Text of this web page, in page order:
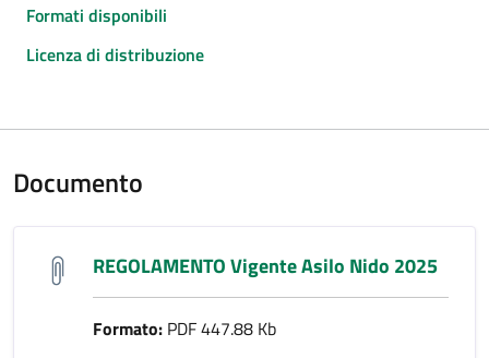
Formati disponibili
Licenza di distribuzione
Documento
REGOLAMENTO Vigente Asilo Nido 2025
Formato: PDF 447.88 Kb